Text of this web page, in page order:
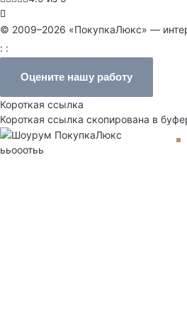
© 2009–2026 «ПокупкаЛюкс» —
: :
Оцените нашу работу
Короткая ссылка
Короткая ссылка скопирована в
ььооотьь